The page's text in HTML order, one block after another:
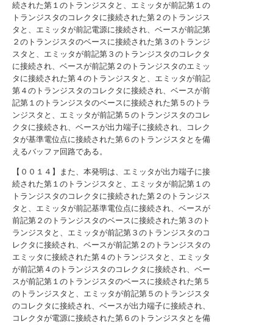
続された第１のトランジスタと、エミッタが前記第１の
トランジスタのコレクタに接続された第２のトランジス
タと、エミッタが前記電源に接続され、ベースが前記第
２のトランジスタのベースに接続された第３のトランジ
スタと、エミッタが前記第３のトランジスタのコレクタ
に接続され、ベースが前記第２のトランジスタのエミッ
タに接続された第４のトランジスタと、エミッタが前記
第４のトランジスタのコレクタに接続され、ベースが前
記第１のトランジスタのベースに接続された第５のトラ
ンジスタと、エミッタが前記第５のトランジスタのコレ
クタに接続され、ベースが出力端子に接続され、コレク
タが基準電位点に接続された第６のトランジスタとを備
えるバッファ回路である。
【００１４】また、本発明は、エミッタが出力端子に接
続された第１のトランジスタと、エミッタが前記第１の
トランジスタのコレクタに接続された第２のトランジス
タと、エミッタが前記基準電位点に接続され、ベースが
前記第２のトランジスタのベースに接続された第３のト
ランジスタと、エミッタが前記第３のトランジスタのコ
レクタに接続され、ベースが前記第２のトランジスタの
エミッタに接続された第４のトランジスタと、エミッタ
が前記第４のトランジスタのコレクタに接続され、ベー
スが前記第１のトランジスタのベースに接続された第５
のトランジスタと、エミッタが前記第５のトランジスタ
のコレクタに接続され、ベースが出力端子に接続され、
コレクタが電源に接続された第６のトランジスタとを備